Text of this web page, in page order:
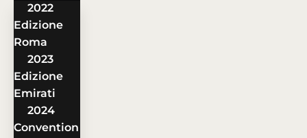
2022
Edizione
Roma
2023
Edizione
Emirati
2024
Convention